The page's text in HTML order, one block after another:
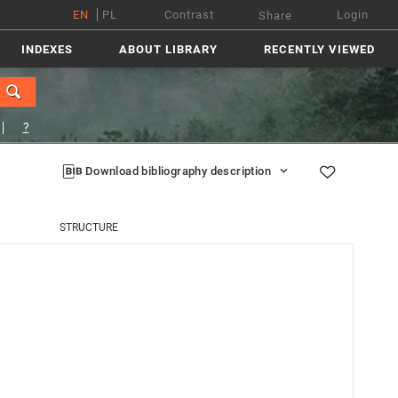
EN PL Contrast Share Login
INDEXES ABOUT LIBRARY RECENTLY VIEWED
?
Download bibliography description
STRUCTURE